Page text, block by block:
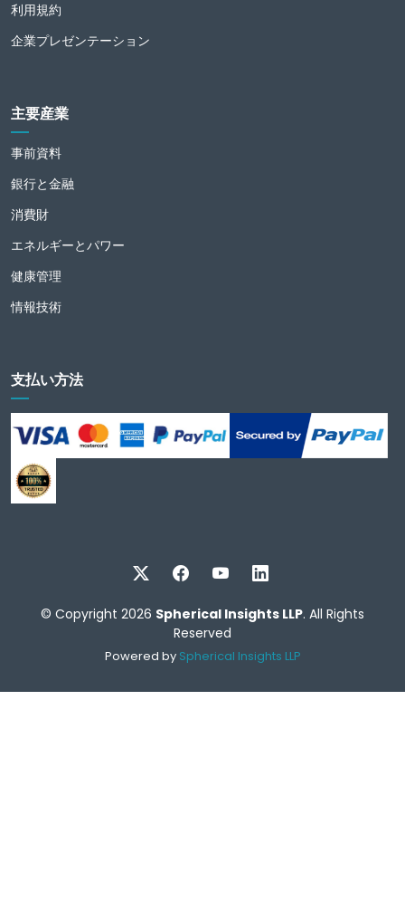
利用規約
企業プレゼンテーション
主要産業
事前資料
銀行と金融
消費財
エネルギーとパワー
健康管理
情報技術
支払い方法
© Copyright 2026 Spherical Insights LLP. All Rights
Reserved
Powered by Spherical Insights LLP